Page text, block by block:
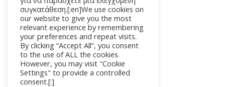
Τόποι Πληρωμής
Τρόποι Επιστροφής
Τρόποι Αποστολής
Πολιτική Απορρήτου
Όροι Χρήσης
συγκατάθεση.[:en]We use cookies on
our website to give you the most
relevant experience by remembering
your preferences and repeat visits.
By clicking “Accept All”, you consent
to the use of ALL the cookies.
However, you may visit "Cookie
Settings" to provide a controlled
consent.[:]